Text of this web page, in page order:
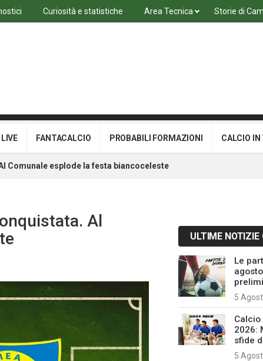
Curiosità e statistiche Area Tecnica Storie di
FANTACALCIO PROBABILI FORMAZIONI CALCIO IN
Comunale esplode la festa biancoceleste
Al
ULTIME
Le
5
2026:
sfide
5